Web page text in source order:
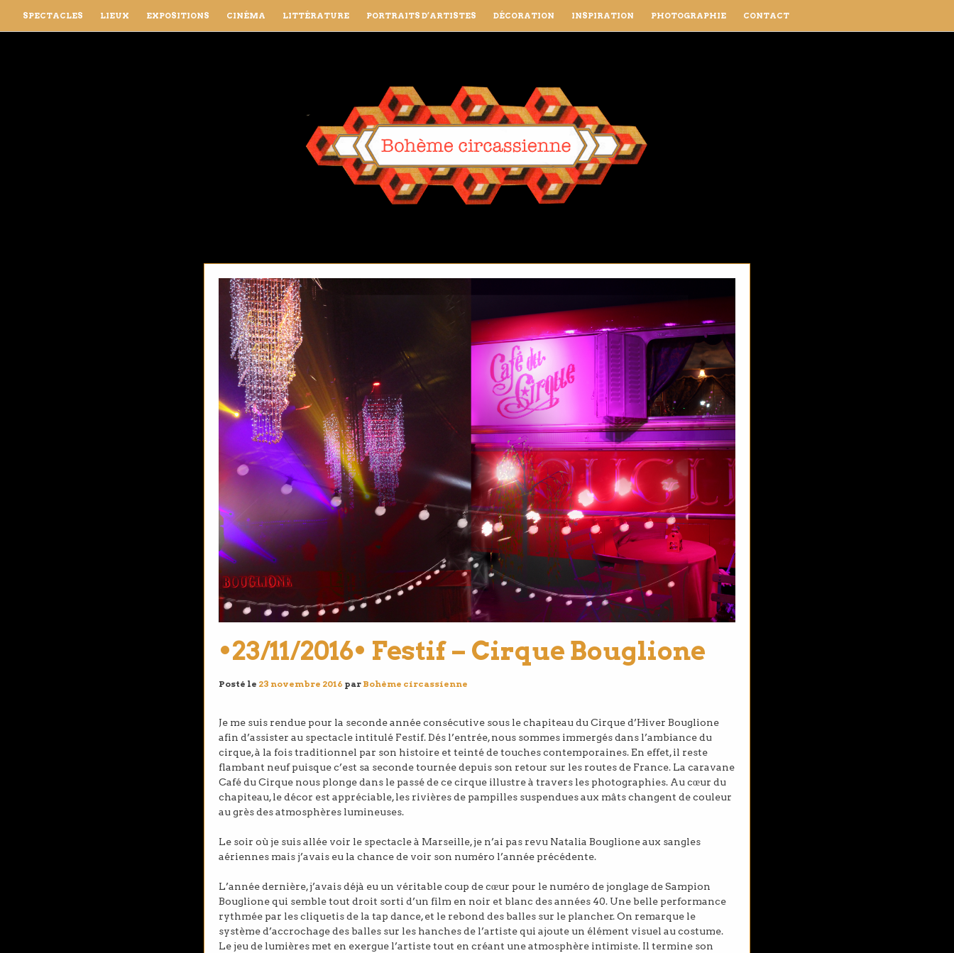
SPECTACLES LIEUX EXPOSITIONS CINÉMA LITTÉRATURE PORTRAITS D’ARTISTES DÉCORATION INSPIRATION PHOTOGRAPHIE CONTACT
•23/11/2016• Festif – Cirque Bouglione
Posté le 23 novembre 2016 par Bohème circassienne
Je me suis rendue pour la seconde année consécutive sous le chapiteau du Cirque d’Hiver Bouglione
afin d’assister au spectacle intitulé Festif. Dés l’entrée, nous sommes immergés dans l’ambiance du
cirque, à la fois traditionnel par son histoire et teinté de touches contemporaines. En effet, il reste
flambant neuf puisque c’est sa seconde tournée depuis son retour sur les routes de France. La caravane
Café du Cirque nous plonge dans le passé de ce cirque illustre à travers les photographies. Au cœur du
chapiteau, le décor est appréciable, les rivières de pampilles suspendues aux mâts changent de couleur
au grès des atmosphères lumineuses.
Le soir où je suis allée voir le spectacle à Marseille, je n’ai pas revu Natalia Bouglione aux sangles
aériennes mais j’avais eu la chance de voir son numéro l’année précédente.
L’année dernière, j’avais déjà eu un véritable coup de cœur pour le numéro de jonglage de Sampion
Bouglione qui semble tout droit sorti d’un film en noir et blanc des années 40. Une belle performance
rythmée par les cliquetis de la tap dance, et le rebond des balles sur le plancher. On remarque le
système d’accrochage des balles sur les hanches de l’artiste qui ajoute un élément visuel au costume.
Le jeu de lumières met en exergue l’artiste tout en créant une atmosphère intimiste. Il termine son